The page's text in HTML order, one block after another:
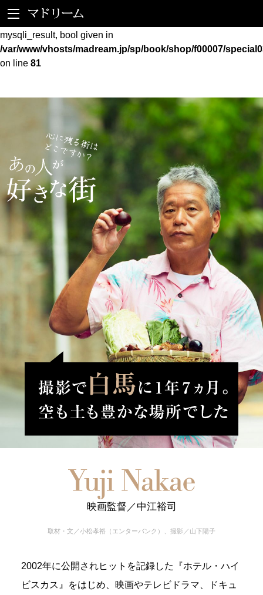
Warning
: mysqli_fetch_assoc() expects parameter 1 to be
mysqli_result, bool given in
/var/www/vhosts/madream.jp/sp/book/shop/f00007/
on line 81
映画監督／中江裕司
取材・文／小松孝裕（エンターバンク）、撮影／山下陽子
2002年に公開されヒットを記録した『ホテル・ハイ
ビスカス』をはじめ、映画やテレビドラマ、ドキュ